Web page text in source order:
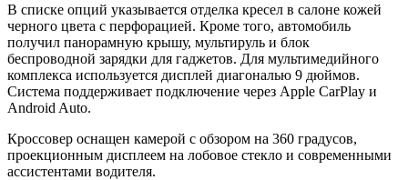
В списке опций указывается отделка кресел в салоне кожей
черного цвета с перфорацией. Кроме того, автомобиль
получил панорамную крышу, мультируль и блок
беспроводной зарядки для гаджетов. Для мультимедийного
комплекса используется дисплей диагональю 9 дюймов.
Система поддерживает подключение через Apple CarPlay и
Android Auto.
Кроссовер оснащен камерой с обзором на 360 градусов,
проекционным дисплеем на лобовое стекло и современными
ассистентами водителя.